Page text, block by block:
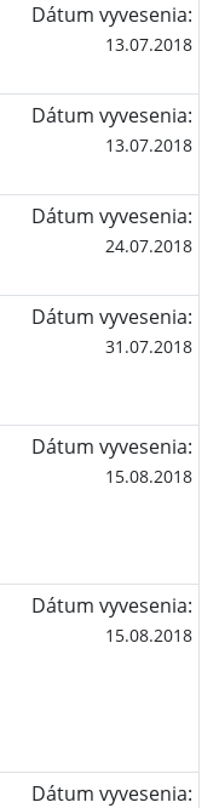
Dátum vyvesenia:
13.07.2018
Dátum vyvesenia:
13.07.2018
Dátum vyvesenia:
24.07.2018
Dátum vyvesenia:
31.07.2018
Dátum vyvesenia:
15.08.2018
Dátum vyvesenia:
15.08.2018
Dátum vyvesenia: